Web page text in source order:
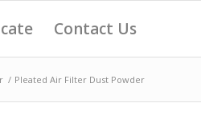
Contact Us
/ Pleated Air Filter Dust Powder